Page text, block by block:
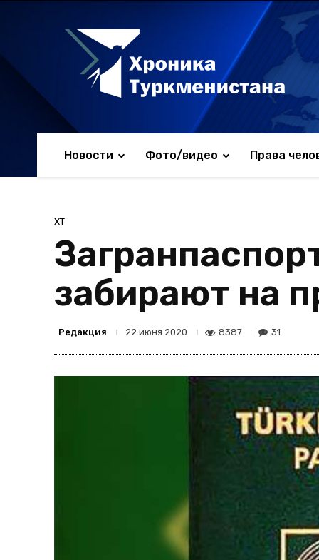
Новости Фото/видео Права
ХТ
забирают на
Редакция 22 июня 2020 8387 31